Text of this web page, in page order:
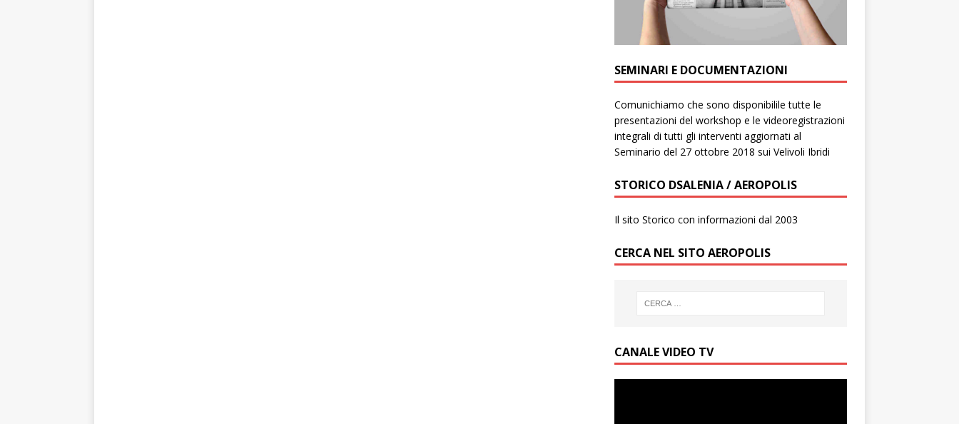
SEMINARI E DOCUMENTAZIONI
Comunichiamo che sono disponibilile tutte le
presentazioni del workshop e le videoregistrazioni
integrali di tutti gli interventi aggiornati al
Seminario del 27 ottobre 2018 sui Velivoli Ibridi
STORICO DSALENIA / AEROPOLIS
Il sito Storico con informazioni dal 2003
CERCA NEL SITO AEROPOLIS
CANALE VIDEO TV